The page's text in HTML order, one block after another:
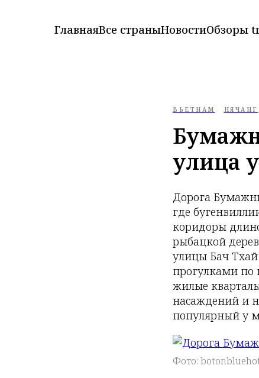
ГлавнаяВсе страныНовостиОбзоры
ВЬЕТНАМ НЯЧАНГ
улица
Дорога
где
коридоры
рыбацкой
улицы Бач Тхай
прогулками по
жилые
насаждений и
популярный у
Фото: